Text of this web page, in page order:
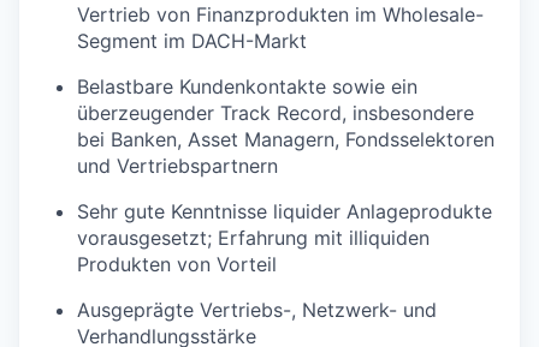
Vertrieb von Finanzprodukten im Wholesale-
Segment im DACH-Markt
Belastbare Kundenkontakte sowie ein
überzeugender Track Record, insbesondere
bei Banken, Asset Managern, Fondsselektoren
und Vertriebspartnern
Sehr gute Kenntnisse liquider Anlageprodukte
vorausgesetzt; Erfahrung mit illiquiden
Produkten von Vorteil
Ausgeprägte Vertriebs-, Netzwerk- und
Verhandlungsstärke